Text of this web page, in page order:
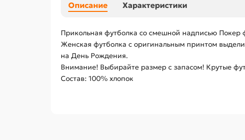
Описание Характеристики
Прикольная футболка со смешной надписью Покер
Женская футболка с оригинальным принтом
на День Рождения.
Внимание! Выбирайте размер с запасом! Крутые
Состав: 100% хлопок